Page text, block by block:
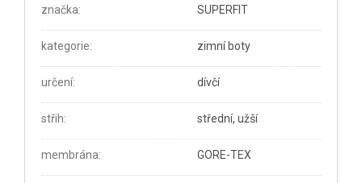
značka: SUPERFIT
kategorie: zimní boty
určení: dívčí
střih: střední, užší
membrána: GORE-TEX